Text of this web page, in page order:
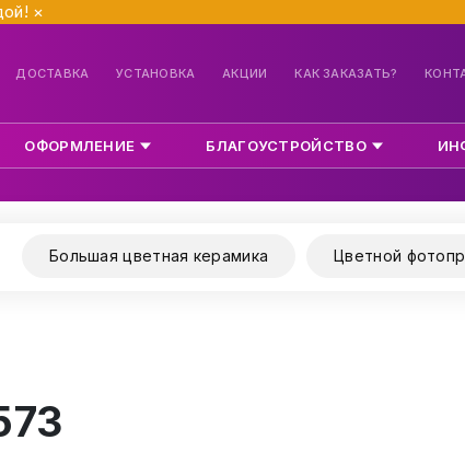
×
ДОСТАВКА УСТАНОВКА АКЦИИ КАК ЗАКАЗАТЬ?
ОФОРМЛЕНИЕ БЛАГОУСТРОЙСТВО
Большая цветная керамика Цветной